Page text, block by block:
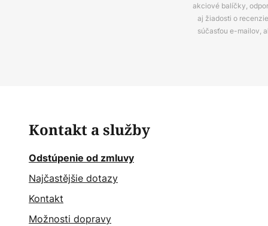
akciové balíčky,
aj žiadosti o
súčasťou e-mailov,
Kontakt a služby
Odstúpenie od zmluvy
Najčastějšie dotazy
Kontakt
Možnosti dopravy